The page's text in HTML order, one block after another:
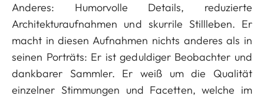
Anderes: Humorvolle Details, reduzierte
Architekturaufnahmen und skurrile Stillleben. Er
macht in diesen Aufnahmen nichts anderes als in
seinen Porträts: Er ist geduldiger Beobachter und
dankbarer Sammler. Er weiß um die Qualität
einzelner Stimmungen und Facetten, welche im